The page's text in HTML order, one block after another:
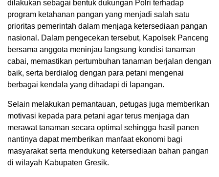
dilakukan sebagai bentuk dukungan Polri terhadap
program ketahanan pangan yang menjadi salah satu
prioritas pemerintah dalam menjaga ketersediaan pangan
nasional. Dalam pengecekan tersebut, Kapolsek Panceng
bersama anggota meninjau langsung kondisi tanaman
cabai, memastikan pertumbuhan tanaman berjalan dengan
baik, serta berdialog dengan para petani mengenai
berbagai kendala yang dihadapi di lapangan.
Selain melakukan pemantauan, petugas juga memberikan
motivasi kepada para petani agar terus menjaga dan
merawat tanaman secara optimal sehingga hasil panen
nantinya dapat memberikan manfaat ekonomi bagi
masyarakat serta mendukung ketersediaan bahan pangan
di wilayah Kabupaten Gresik.